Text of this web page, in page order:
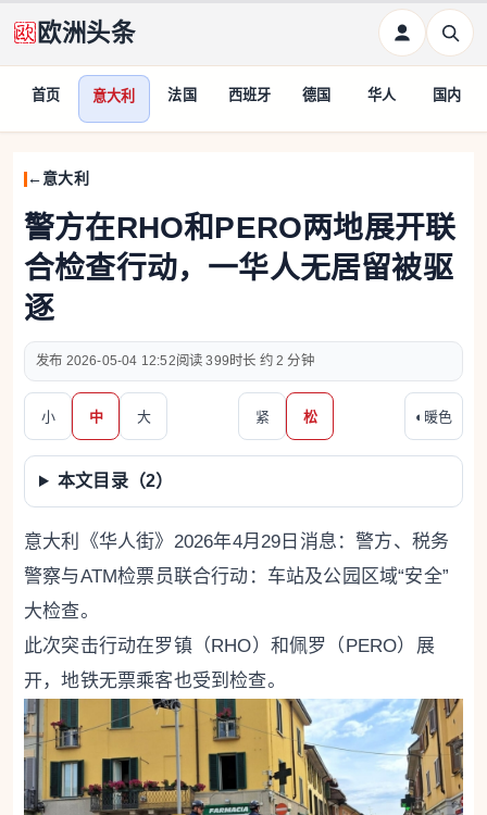
欧洲头条
首页 意大利 法国 西班牙 德国 华人 国内
意大利
警方在RHO和PERO两地展开联
合检查行动，一华人无居留被驱
逐
2026-05-04 12:52 399 约 2 分钟
小 中 大 紧 松 ◐ 暖色
本文目录（2）
意大利《华人街》2026年4月29日消息：警方、税务
警察与ATM检票员联合行动：车站及公园区域“安全”
大检查。
此次突击行动在罗镇（RHO）和佩罗（PERO）展
开，地铁无票乘客也受到检查。